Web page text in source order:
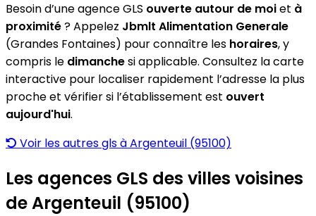
Besoin d’une agence GLS ouverte autour de moiet à
proximité? Appelez Jbmlt Alimentation Generale
(Grandes Fontaines) pour connaître les horaires, y
compris le dimanchesi applicable. Consultez la carte
interactive pour localiser rapidement l’adresse la plus
proche et vérifier si l’établissement est ouvert
aujourd'hui.
Voir les autres gls à Argenteuil (95100)
Les agences GLS des villes voisines
de Argenteuil (95100)